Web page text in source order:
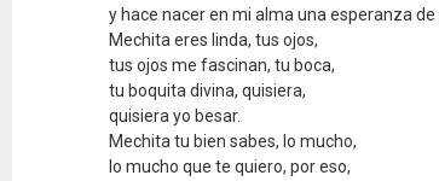
y hace nacer en mi alma una esperanza de
Mechita eres linda, tus ojos,
tus ojos me fascinan, tu boca,
tu boquita divina, quisiera,
quisiera yo besar.
Mechita tu bien sabes, lo mucho,
lo mucho que te quiero, por eso,